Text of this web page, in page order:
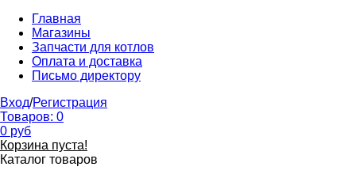
Главная
Магазины
Запчасти для котлов
Оплата и доставка
Письмо директору
Вход/Регистрация
Товаров: 0
0 руб
Корзина пуста!
Каталог товаров